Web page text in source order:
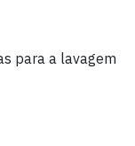
para a lavagem